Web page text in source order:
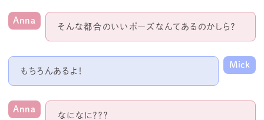
Anna
そんな都合のいいポーズなんてあるのかしら？
もちろんあるよ！
Mick
Anna
なになに？？？